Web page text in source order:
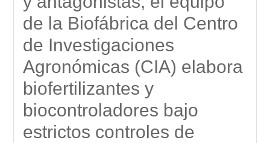
de la Biofábrica del Centro
de Investigaciones
Agronómicas (CIA) elabora
biofertilizantes y
biocontroladores bajo
estrictos controles de